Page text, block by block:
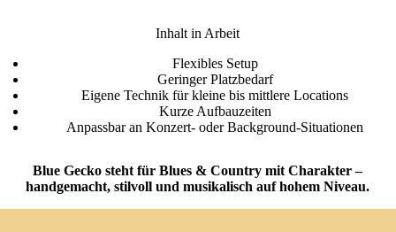
Inhalt in Arbeit
Flexibles Setup
Geringer Platzbedarf
Eigene Technik für kleine bis mittlere Locations
Kurze Aufbauzeiten
Anpassbar an Konzert- oder Background-Situationen
Blue Gecko steht für Blues & Country mit Charakter –
handgemacht, stilvoll und musikalisch auf hohem Niveau.